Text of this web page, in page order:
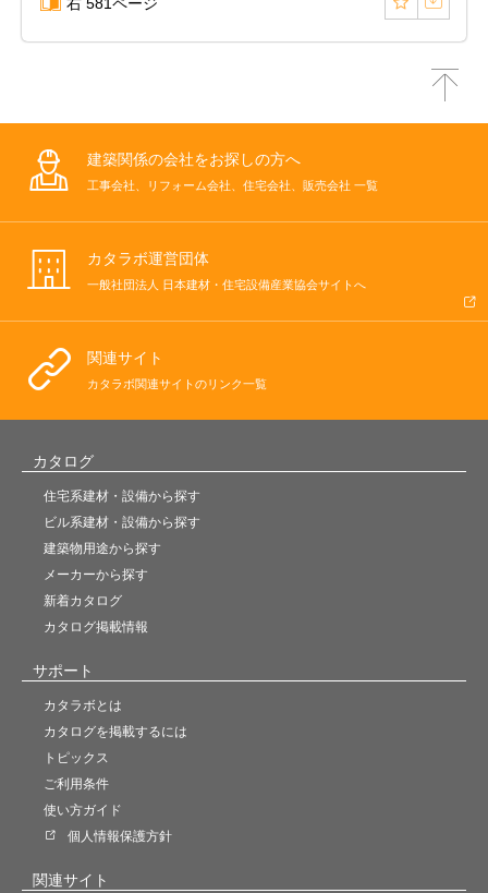
建築関係の会社をお探しの方へ
工事会社、リフォーム会社、住宅会社、販売会社 一覧
カタラボ運営団体
一般社団法人 日本建材・住宅設備産業協会サイトへ
関連サイト
カタラボ関連サイトのリンク一覧
カタログ
住宅系建材・設備から探す
ビル系建材・設備から探す
建築物用途から探す
メーカーから探す
新着カタログ
カタログ掲載情報
サポート
カタラボとは
カタログを掲載するには
トピックス
ご利用条件
使い方ガイド
個人情報保護方針
関連サイト